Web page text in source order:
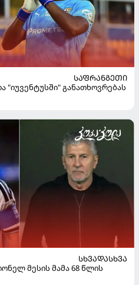
ᲡᲐᲤᲠᲐᲜᲒᲔᲗᲘ
"იუვენტუსში" განათხოვრებას
ᲡᲮᲕᲐᲓᲐᲡᲮᲕᲐ
მესის მამა 68 წლის